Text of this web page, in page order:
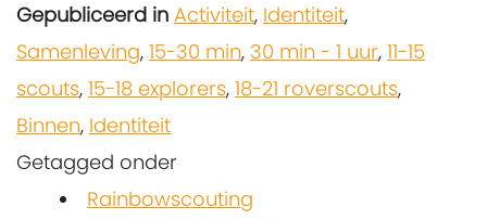
Gepubliceerd in Activiteit, Identiteit,
Samenleving, 15-30 min, 30 min - 1 uur, 11-15
scouts, 15-18 explorers, 18-21 roverscouts,
Binnen, Identiteit
Getagged onder
Rainbowscouting